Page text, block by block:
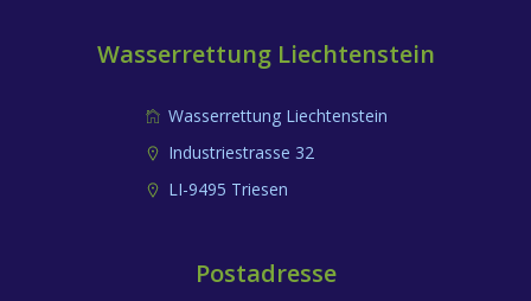
Wasserrettung Liechtenstein
Wasserrettung Liechtenstein
Industriestrasse 32
LI-9495 Triesen
Postadresse